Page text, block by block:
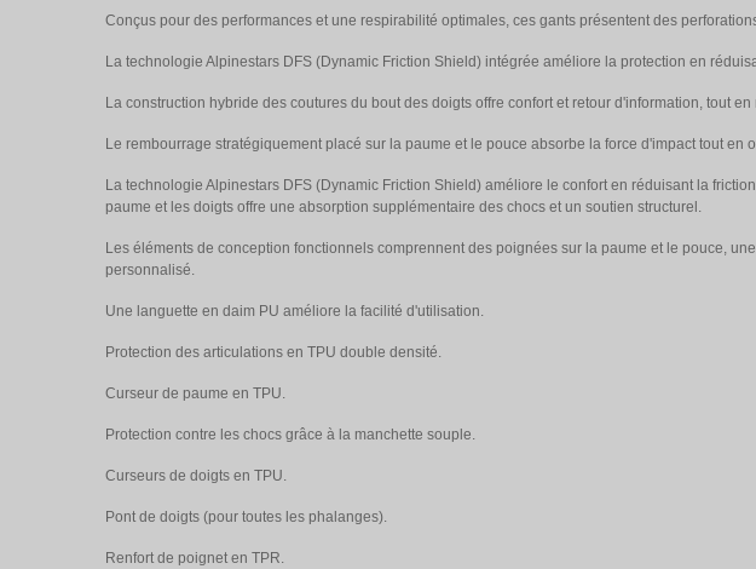
Conçus pour des performances et une respirabilité optimales, ces gants présentent des
La technologie Alpinestars DFS (Dynamic Friction Shield) intégrée améliore la protection en
La construction hybride des coutures du bout des doigts offre confort et retour d'information, tout
Le rembourrage stratégiquement placé sur la paume et le pouce absorbe la force d'impact tout en
La technologie Alpinestars DFS (Dynamic Friction Shield) améliore le confort en réduisant la
paume et les doigts offre une absorption supplémentaire des chocs et un soutien structurel.
Les éléments de conception fonctionnels comprennent des poignées sur la paume et le pouce,
personnalisé.
Une languette en daim PU améliore la facilité d'utilisation.
Protection des articulations en TPU double densité.
Curseur de paume en TPU.
Protection contre les chocs grâce à la manchette souple.
Curseurs de doigts en TPU.
Pont de doigts (pour toutes les phalanges).
Renfort de poignet en TPR.